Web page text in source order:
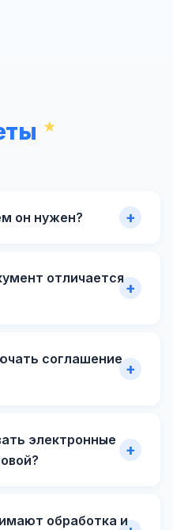
он нужен?
отличается
соглашение
электронные
обработка и